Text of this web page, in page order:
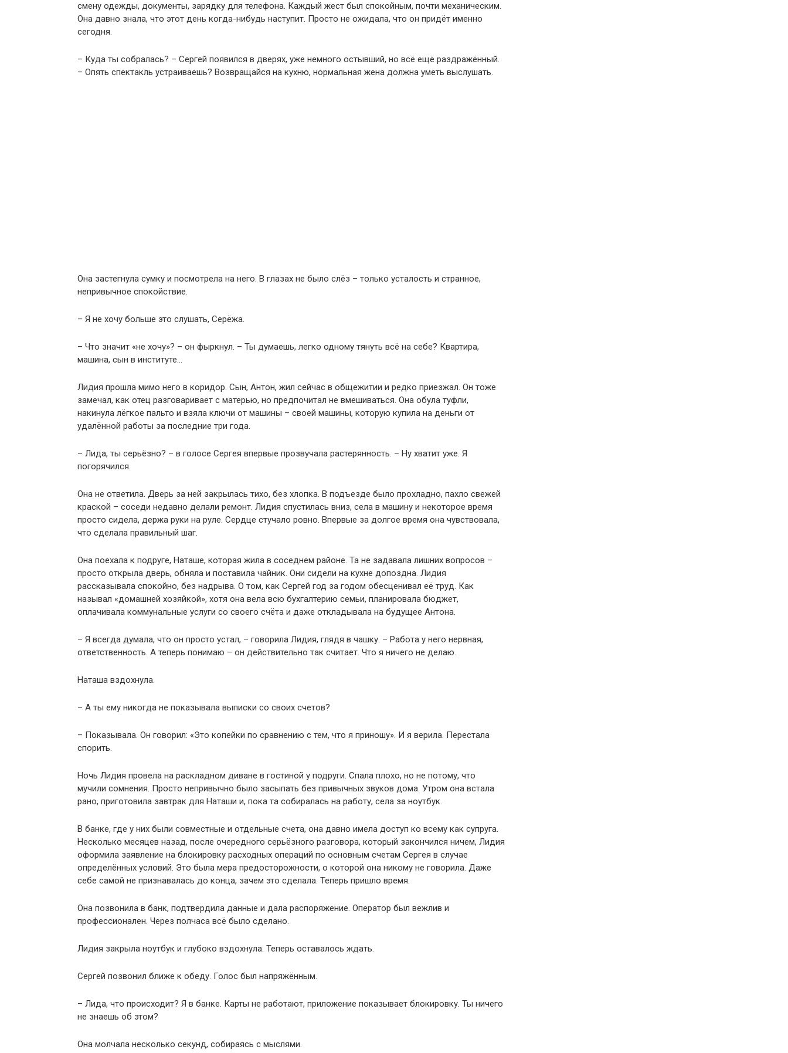
смену одежды, документы, зарядку для телефона. Каждый жест был спокойным, почти механическим.
Она давно знала, что этот день когда-нибудь наступит. Просто не ожидала, что он придёт именно
сегодня.
– Куда ты собралась? – Сергей появился в дверях, уже немного остывший, но всё ещё раздражённый.
– Опять спектакль устраиваешь? Возвращайся на кухню, нормальная жена должна уметь выслушать.
Она застегнула сумку и посмотрела на него. В глазах не было слёз – только усталость и странное,
непривычное спокойствие.
– Я не хочу больше это слушать, Серёжа.
– Что значит «не хочу»? – он фыркнул. – Ты думаешь, легко одному тянуть всё на себе? Квартира,
машина, сын в институте…
Лидия прошла мимо него в коридор. Сын, Антон, жил сейчас в общежитии и редко приезжал. Он тоже
замечал, как отец разговаривает с матерью, но предпочитал не вмешиваться. Она обула туфли,
накинула лёгкое пальто и взяла ключи от машины – своей машины, которую купила на деньги от
удалённой работы за последние три года.
– Лида, ты серьёзно? – в голосе Сергея впервые прозвучала растерянность. – Ну хватит уже. Я
погорячился.
Она не ответила. Дверь за ней закрылась тихо, без хлопка. В подъезде было прохладно, пахло свежей
краской – соседи недавно делали ремонт. Лидия спустилась вниз, села в машину и некоторое время
просто сидела, держа руки на руле. Сердце стучало ровно. Впервые за долгое время она чувствовала,
что сделала правильный шаг.
Она поехала к подруге, Наташе, которая жила в соседнем районе. Та не задавала лишних вопросов –
просто открыла дверь, обняла и поставила чайник. Они сидели на кухне допоздна. Лидия
рассказывала спокойно, без надрыва. О том, как Сергей год за годом обесценивал её труд. Как
называл «домашней хозяйкой», хотя она вела всю бухгалтерию семьи, планировала бюджет,
оплачивала коммунальные услуги со своего счёта и даже откладывала на будущее Антона.
– Я всегда думала, что он просто устал, – говорила Лидия, глядя в чашку. – Работа у него нервная,
ответственность. А теперь понимаю – он действительно так считает. Что я ничего не делаю.
Наташа вздохнула.
– А ты ему никогда не показывала выписки со своих счетов?
– Показывала. Он говорил: «Это копейки по сравнению с тем, что я приношу». И я верила. Перестала
спорить.
Ночь Лидия провела на раскладном диване в гостиной у подруги. Спала плохо, но не потому, что
мучили сомнения. Просто непривычно было засыпать без привычных звуков дома. Утром она встала
рано, приготовила завтрак для Наташи и, пока та собиралась на работу, села за ноутбук.
В банке, где у них были совместные и отдельные счета, она давно имела доступ ко всему как супруга.
Несколько месяцев назад, после очередного серьёзного разговора, который закончился ничем, Лидия
оформила заявление на блокировку расходных операций по основным счетам Сергея в случае
определённых условий. Это была мера предосторожности, о которой она никому не говорила. Даже
себе самой не признавалась до конца, зачем это сделала. Теперь пришло время.
Она позвонила в банк, подтвердила данные и дала распоряжение. Оператор был вежлив и
профессионален. Через полчаса всё было сделано.
Лидия закрыла ноутбук и глубоко вздохнула. Теперь оставалось ждать.
Сергей позвонил ближе к обеду. Голос был напряжённым.
– Лида, что происходит? Я в банке. Карты не работают, приложение показывает блокировку. Ты ничего
не знаешь об этом?
Она молчала несколько секунд, собираясь с мыслями.